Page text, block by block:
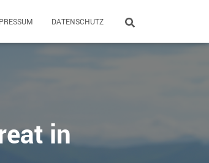
DATENSCHUTZ
in